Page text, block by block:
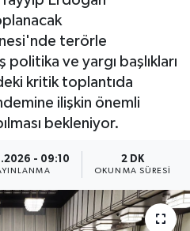
terörle
ve yargı başlıkları
kritik toplantıda
ilişkin önemli
bekleniyor.
- 09:10 2 DK
OKUNMA SÜRESI